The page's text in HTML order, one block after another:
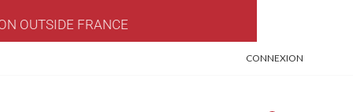
CONNEXION
OUTSIDE FRANCE